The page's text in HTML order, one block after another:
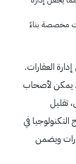
مخصصة بناءً
العقارات.
يمكن لأصحاب
تقليل
في
ويضمن